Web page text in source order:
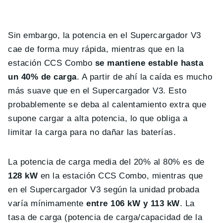
Sin embargo, la potencia en el Supercargador V3
cae de forma muy rápida, mientras que en la
estación CCS Combo se mantiene estable hasta
un 40% de carga. A partir de ahí la caída es mucho
más suave que en el Supercargador V3. Esto
probablemente se deba al calentamiento extra que
supone cargar a alta potencia, lo que obliga a
limitar la carga para no dañar las baterías.
La potencia de carga media del 20% al 80% es de
128 kW en la estación CCS Combo, mientras que
en el Supercargador V3 según la unidad probada
varía mínimamente entre 106 kW y 113 kW. La
tasa de carga (potencia de carga/capacidad de la